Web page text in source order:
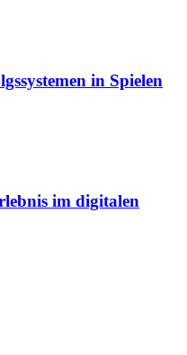
in Spielen
im digitalen